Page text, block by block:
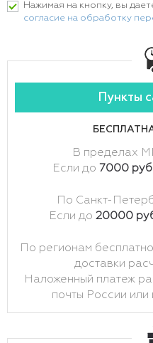
Нажимая на кнопку, вы
согласие на обработку
Пункты
В пределах
Если до 7000
По Санкт-
Если до 20000
По регионам
доставки
Наложенный платеж
почты России